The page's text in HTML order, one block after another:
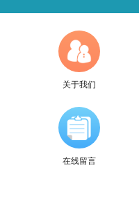
关于我们
在线留言